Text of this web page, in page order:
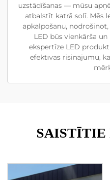
uzstādīšanas — mūsu
atbalstīt katrā solī. Mēs
apkalpošanu,
LED būs vienkārša
ekspertīze LED
efektīvas risinājumu,
SAISTĪTIE